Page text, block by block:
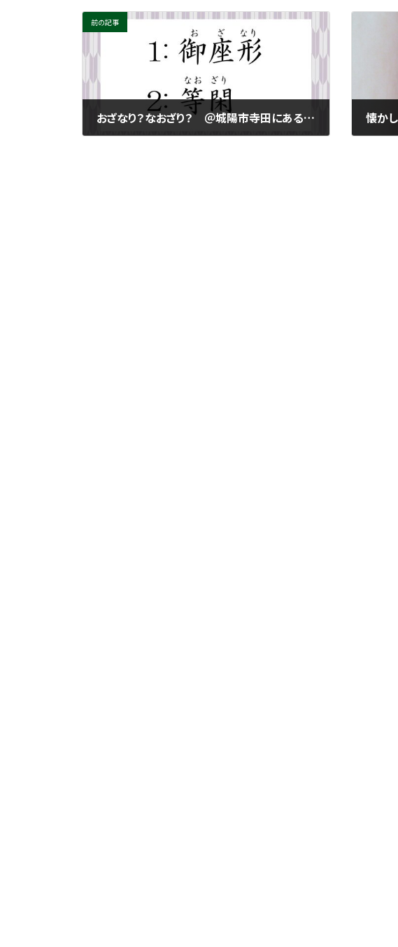
前の記事
おざなり？なおざり？ ＠城陽市寺田にある個別指導塾 勉楽個別 寺田小・寺田西小・寺田南小・今池小・富野小・深谷小・久世小・久津川小・古川小・城陽中・西城陽中・東城陽・北城陽中・南城陽中・南陽高・城南菱創高・莵道高・久御山高・城陽高